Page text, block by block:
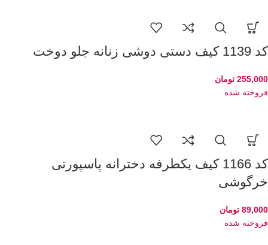
کد 1139 کیف دستی دوشی زنانه جلو دوخت
255,000 تومان
فروخته شده
کد 1166 کیف یکطرفه دخترانه پاسپورتی
خرگوشی
89,000 تومان
فروخته شده